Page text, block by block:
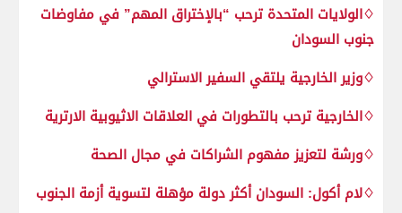
♢الولايات المتحدة ترحب “بالإختراق المهم” في مفاوضات
جنوب السودان
♢وزير الخارجية يلتقي السفير الاسترالي
♢الخارجية ترحب بالتطورات في العلاقات الاثيوبية الارترية
♢ورشة لتعزيز مفهوم الشراكات في مجال الصحة
♢لام أكول: السودان أكثر دولة مؤهلة لتسوية أزمة الجنوب